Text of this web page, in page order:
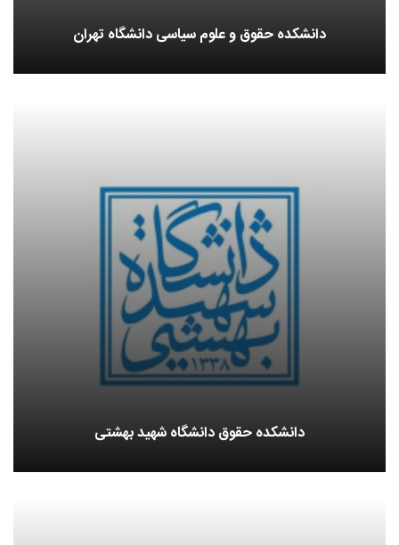
دانشکده حقوق و علوم سیاسی دانشگاه تهران
دانشکده حقوق دانشگاه شهید بهشتی